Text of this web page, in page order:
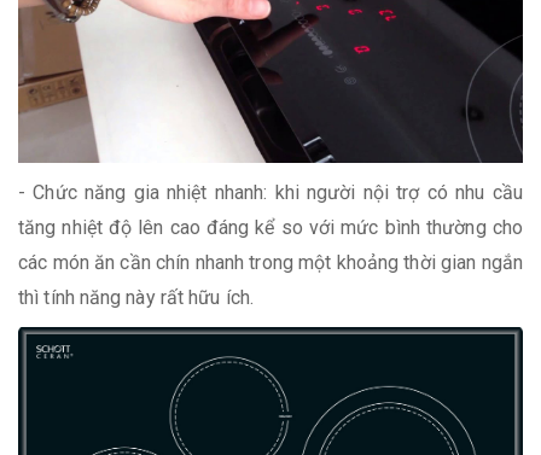
- Chức năng gia nhiệt nhanh: khi người nội trợ có nhu cầu
tăng nhiệt độ lên cao đáng kể so với mức bình thường cho
các món ăn cần chín nhanh trong một khoảng thời gian ngắn
thì tính năng này rất hữu ích.